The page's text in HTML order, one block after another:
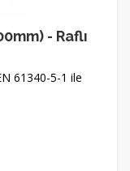
- Raflı
61340-5-1 ile